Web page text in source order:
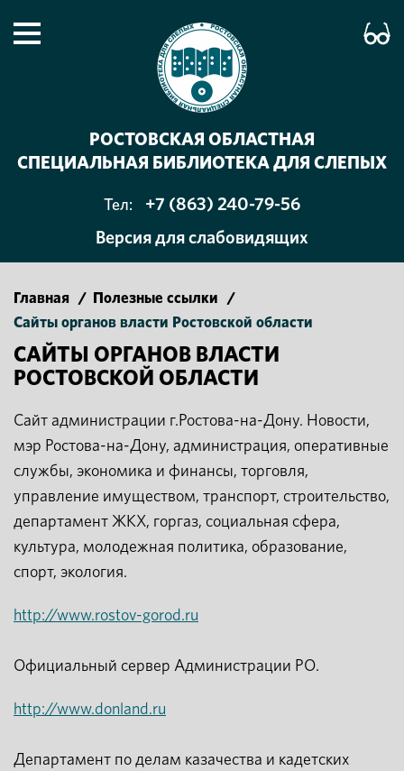
РОСТОВСКАЯ ОБЛАСТНАЯ
СПЕЦИАЛЬНАЯ БИБЛИОТЕКА ДЛЯ СЛЕПЫХ
Тел:
+7 (863) 240-79-56
Версия для слабовидящих
Главная / Полезные ссылки
/
Сайты органов власти Ростовской области
САЙТЫ ОРГАНОВ ВЛАСТИ
РОСТОВСКОЙ ОБЛАСТИ
Сайт администрации г.Ростова-на-Дону. Новости,
мэр Ростова-на-Дону, администрация, оперативные
службы, экономика и финансы, торговля,
управление имуществом, транспорт, строительство,
департамент ЖКХ, горгаз, социальная сфера,
культура, молодежная политика, образование,
спорт, экология.
http://www.rostov-gorod.ru
Официальный сервер Администрации РО.
http://www.donland.ru
Департамент по делам казачества и кадетских